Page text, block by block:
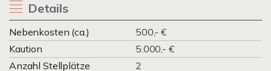
Details
Nebenkosten (ca.)
500,- €
Kaution
5.000,- €
Anzahl Stellplätze
2